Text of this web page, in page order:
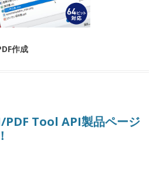
作成
Tool API製品ページ